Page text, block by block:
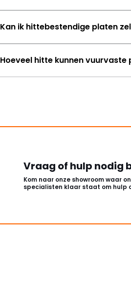
Kan ik hittebestendige platen
Hoeveel hitte kunnen
Vraag of hulp nodig
Kom naar onze showroom waar
specialisten klaar staat om hulp